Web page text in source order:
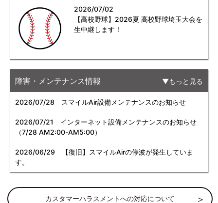
2026/07/02
【高校野球】2026夏 高校野球埼玉大会を
生中継します！
障害・メンテナンス情報 もっと見る
2026/07/28 スマイルAir設備メンテナンスのお知らせ
2026/07/21
インターネット設備メンテナンスのお知らせ
（7/28 AM2:00-AM5:00）
2026/06/29 【復旧】スマイルAirの停波が発生していま
す。
カスタマーハラスメントへの対応について